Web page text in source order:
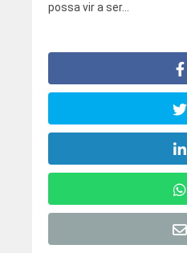
possa vir a ser…